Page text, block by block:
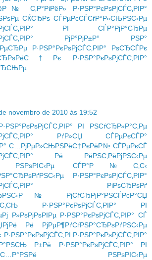
С‚Р°РіРёР»
Р·РЅР°РєРѕРјСЃС‚РІР°
СЌСЂРѕ СЃРµРєСЃСѓР°Р»СЊРЅС‹Рµ
РІ СЃР°РјР°СЂРµ
РјР°РјР±Р° РЅР°
Р·РЅР°РєРѕРјСЃС‚РІР° РѕСЂСЃРє
Р·РЅР°РєРѕРјСЃС‚РІР°
novembro de 2010 às 19:52
РІ РЅСѓСЂР»Р°С‚Рµ
РґР»СЏ СЃРµРєСЃР°
С…РјРµР»СЊРЅРёС†РєРёР№ СЃРµРєСЃ
Рё РёРЅС‚РёРјРЅС‹Рµ
РЅРѕРІС‹Рµ СЃР°Р№С‚С‹
Р·РЅР°РєРѕРјСЃС‚РІР°
РіРѕСЂРѕРґ
РјСѓСЂРјР°РЅСЃРєР°СЏ
Р·РЅР°РєРѕРјСЃС‚РІР° РІ
Р»РѕРјРѕРІРµ Р·РЅР°РєРѕРјСЃС‚РІР° СЃ
Рё РјРµР¶РґСѓРЅР°СЂРѕРґРЅС‹Рµ
Р·РЅР°РєРѕРјСЃС‚РІР°
Р±Рё Р·РЅР°РєРѕРјСЃС‚РІР° РІ
РЅРѕРІС‹Рµ